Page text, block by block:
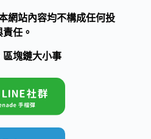
網站內容均不構成任何投
任。
區塊鏈大小事